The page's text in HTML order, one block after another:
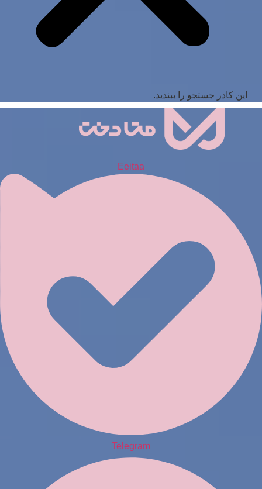
این کادر جستجو را ببندید.
Eeitaa
Telegram